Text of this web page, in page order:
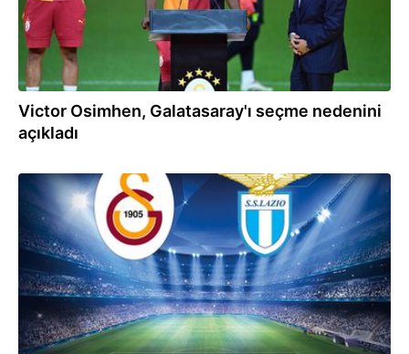
Victor Osimhen, Galatasaray'ı seçme nedenini
açıkladı
02.08.2025